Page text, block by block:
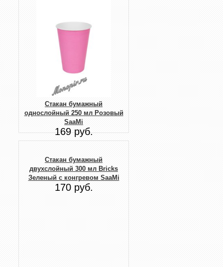
Стакан бумажный
однослойный 250 мл Розовый
SaaMi
169 руб.
Стакан бумажный
двухслойный 300 мл Bricks
Зеленый с конгревом SaaMi
170 руб.